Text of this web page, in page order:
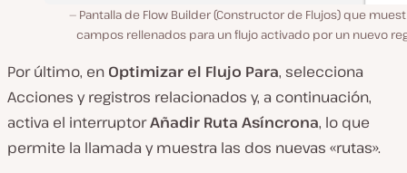
Pantalla de Flow Builder (Constructor de Flujos) que
campos rellenados para un flujo activado por un nuevo
Por último, en Optimizar el Flujo Para, selecciona
Acciones y registros relacionados y, a continuación,
activa el interruptorAñadir Ruta Asíncrona, lo que
permite la llamada y muestra las dos nuevas «rutas».